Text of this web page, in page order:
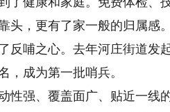
头，更有了家一般的归属感。
哺之心。去年河庄街道发
，成为第一批哨兵。
强、覆盖面广、贴近一线